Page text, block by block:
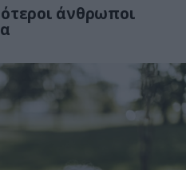
άνθρωποι